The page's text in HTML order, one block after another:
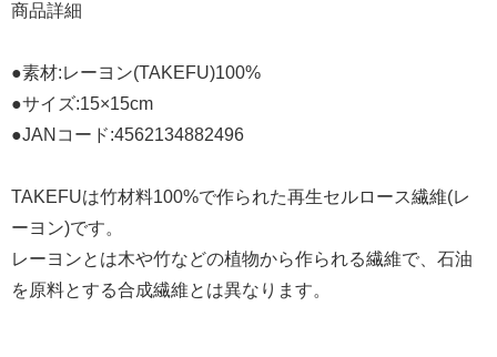
商品詳細
●素材:レーヨン(TAKEFU)100%
●サイズ:15×15cm
●JANコード:4562134882496
TAKEFUは竹材料100%で作られた再生セルロース繊維(レ
ーヨン)です。
レーヨンとは木や竹などの植物から作られる繊維で、石油
を原料とする合成繊維とは異なります。